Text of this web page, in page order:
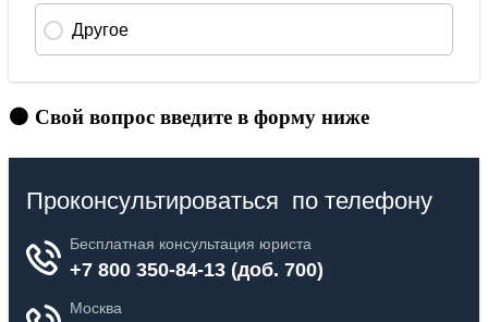
🟠 Свой вопрос введите в форму ниже